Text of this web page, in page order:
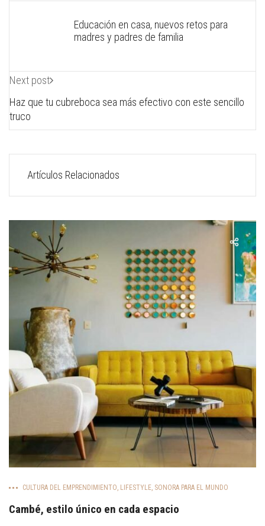
Educación en casa, nuevos retos para
madres y padres de familia
Next post
Haz que tu cubreboca sea más efectivo con este sencillo
truco
Artículos Relacionados
CULTURA DEL EMPRENDIMIENTO, LIFESTYLE, SONORA PARA EL MUNDO
Cambé, estilo único en cada espacio